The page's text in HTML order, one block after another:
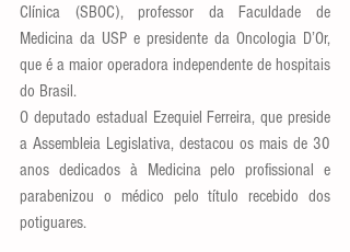
Clínica (SBOC), professor da Faculdade de
Medicina da USP e presidente da Oncologia D’Or,
que é a maior operadora independente de hospitais
do Brasil.
O deputado estadual Ezequiel Ferreira, que preside
a Assembleia Legislativa, destacou os mais de 30
anos dedicados à Medicina pelo profissional e
parabenizou o médico pelo título recebido dos
potiguares.